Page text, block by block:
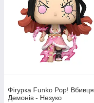
Фігурка Funko Pop! Вбивця
Демонів - Незуко